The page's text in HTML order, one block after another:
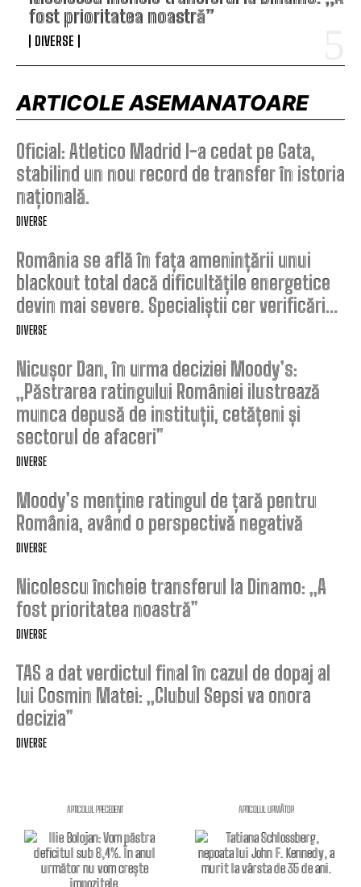
fost prioritatea noastră”
DIVERSE
ARTICOLE ASEMANATOARE
Oficial: Atletico Madrid l-a cedat pe Gata,
stabilind un nou record de transfer în istoria
națională.
DIVERSE
România se află în fața amenințării unui
blackout total dacă dificultățile energetice
devin mai severe. Specialiștii cer verificări…
DIVERSE
Nicușor Dan, în urma deciziei Moody’s:
„Păstrarea ratingului României ilustrează
munca depusă de instituții, cetățeni și
sectorul de afaceri”
DIVERSE
Moody’s menține ratingul de țară pentru
România, având o perspectivă negativă
DIVERSE
Nicolescu încheie transferul la Dinamo: „A
fost prioritatea noastră”
DIVERSE
TAS a dat verdictul final în cazul de dopaj al
lui Cosmin Matei: „Clubul Sepsi va onora
decizia”
DIVERSE
ARTICOLUL PRECEDENT ARTICOLUL URMĂTOR